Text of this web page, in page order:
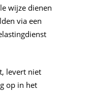
wijze dienen
via een
levert niet
op in het